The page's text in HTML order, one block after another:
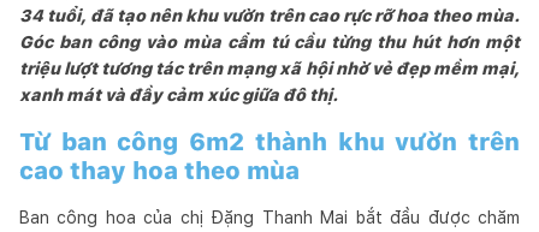
34 tuổi, đã tạo nên khu vườn trên cao rực rỡ hoa theo mùa.
Góc ban công vào mùa cẩm tú cầu từng thu hút hơn một
triệu lượt tương tác trên mạng xã hội nhờ vẻ đẹp mềm mại,
xanh mát và đầy cảm xúc giữa đô thị.
Từ ban công 6m2 thành khu vườn trên
cao thay hoa theo mùa
Ban công hoa của chị Đặng Thanh Mai bắt đầu được chăm